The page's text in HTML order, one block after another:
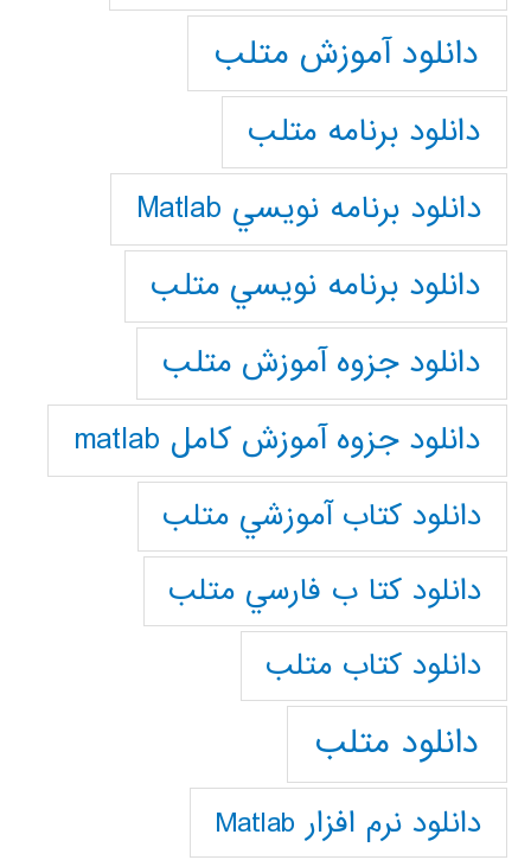
دانلود آموزش متلب
دانلود برنامه متلب
دانلود برنامه نويسي Matlab
دانلود برنامه نويسي متلب
دانلود جزوه آموزش متلب
دانلود جزوه آموزش کامل matlab
دانلود كتاب آموزشي متلب
دانلود كتا ب فارسي متلب
دانلود كتاب متلب
دانلود متلب
دانلود نرم افزار Matlab